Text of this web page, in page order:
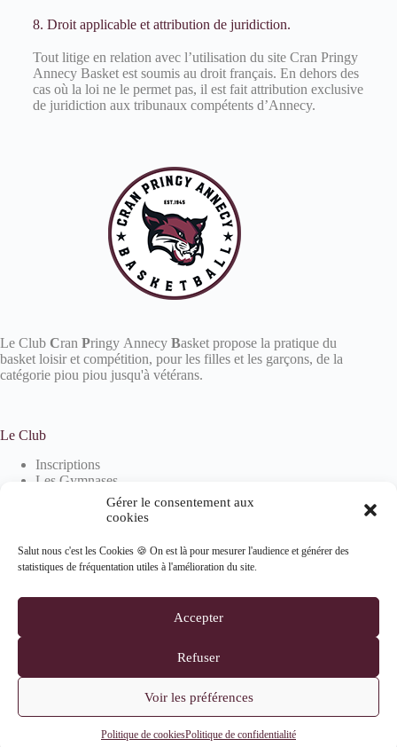
Gérer le consentement aux
cookies
Salut nous c'est les Cookies 🍪 On est là pour mesurer l'audience et générer des
statistiques de fréquentation utiles à l'amélioration du site.
Accepter
Refuser
Voir les préférences
Politique de cookiesPolitique de confidentialité
8. Droit applicable et attribution de juridiction.
Tout litige en relation avec l’utilisation du site Cran Pringy
Annecy Basket est soumis au droit français. En dehors des
cas où la loi ne le permet pas, il est fait attribution exclusive
de juridiction aux tribunaux compétents d’Annecy.
Le Club Cran Pringy Annecy Basket propose la pratique du
basket loisir et compétition, pour les filles et les garçons, de la
catégorie piou piou jusqu'à vétérans.
Le Club
Inscriptions
Les Gymnases
Devenir partenaire
Informations
Mentions Légales
Politique de confidentialité
Suivez-nous
Copyright © 2026 - Cran Pringy Annecy Basket tous droits